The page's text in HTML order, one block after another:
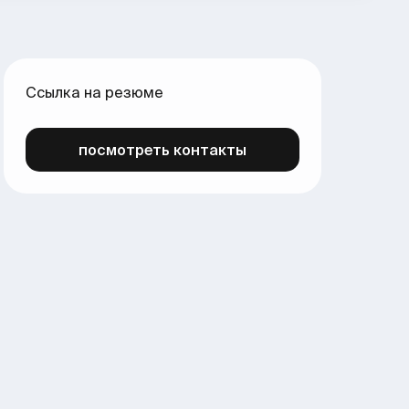
Ссылка на резюме
посмотреть контакты